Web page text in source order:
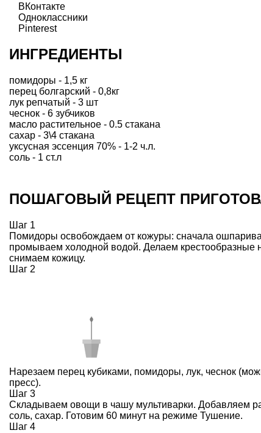
ВКонтакте
Одноклассники
Pinterest
ИНГРЕДИЕНТЫ
помидоры - 1,5 кг
перец болгарский - 0,8кг
лук репчатый - 3 шт
чеснок - 6 зубчиков
масло растительное - 0.5 стакана
сахар - 3\4 стакана
уксусная эссенция 70% - 1-2 ч.л.
соль - 1 ст.л
ПОШАГОВЫЙ РЕЦЕПТ
Шаг 1
Помидоры освобождаем от кожуры: сначала
промываем холодной водой. Делаем крестообразные
снимаем кожицу.
Шаг 2
Нарезаем перец кубиками, помидоры, лук, чеснок
пресс).
Шаг 3
Складываем овощи в чашу мультиварки. Добавляем
соль, сахар. Готовим 60 минут на режиме Тушение.
Шаг 4